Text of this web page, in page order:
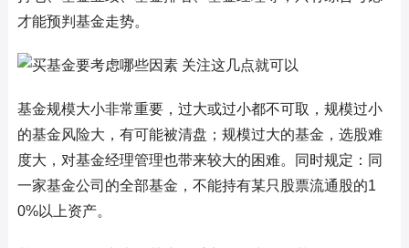
才能预判基金走势。
基金规模大小非常重要，过大或过小都不可取，规模过小
的基金风险大，有可能被清盘；规模过大的基金，选股难
度大，对基金经理管理也带来较大的困难。同时规定：同
一家基金公司的全部基金，不能持有某只股票流通股的1
0%以上资产。